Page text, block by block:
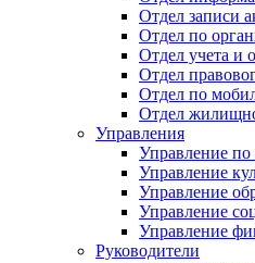
Отдел записи
Отдел по
Отдел учета и
Отдел
Отдел по
Отдел жилищно
Управления
Управление по
Управление
Управление
Управление
Управление
Руководители